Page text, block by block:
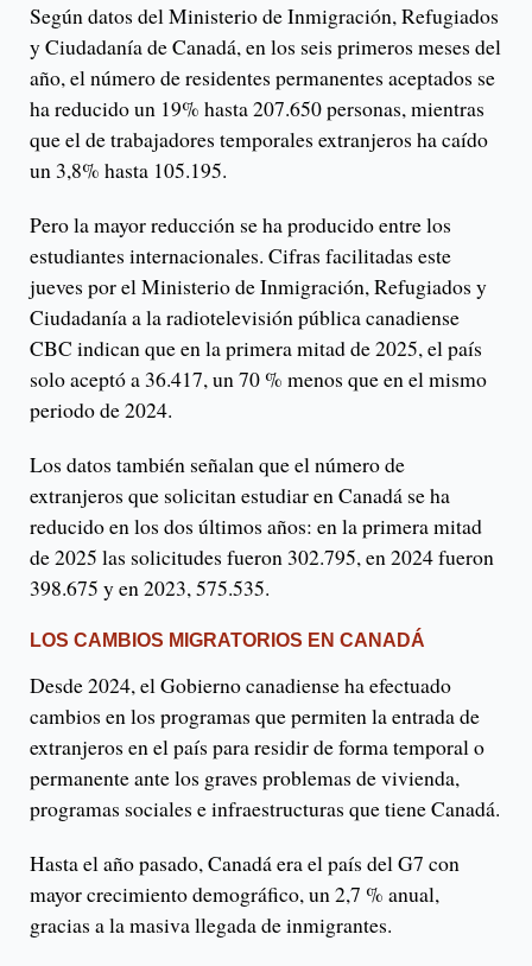
Según datos del Ministerio de Inmigración, Refugiados
y Ciudadanía de Canadá, en los seis primeros meses del
año, el número de residentes permanentes aceptados se
ha reducido un 19% hasta 207.650 personas, mientras
que el de trabajadores temporales extranjeros ha caído
un 3,8% hasta 105.195.
Pero la mayor reducción se ha producido entre los
estudiantes internacionales. Cifras facilitadas este
jueves por el Ministerio de Inmigración, Refugiados y
Ciudadanía a la radiotelevisión pública canadiense
CBC indican que en la primera mitad de 2025, el país
solo aceptó a 36.417, un 70 % menos que en el mismo
periodo de 2024.
Los datos también señalan que el número de
extranjeros que solicitan estudiar en Canadá se ha
reducido en los dos últimos años: en la primera mitad
de 2025 las solicitudes fueron 302.795, en 2024 fueron
398.675 y en 2023, 575.535.
LOS CAMBIOS MIGRATORIOS EN CANADÁ
Desde 2024, el Gobierno canadiense ha efectuado
cambios en los programas que permiten la entrada de
extranjeros en el país para residir de forma temporal o
permanente ante los graves problemas de vivienda,
programas sociales e infraestructuras que tiene Canadá.
Hasta el año pasado, Canadá era el país del G7 con
mayor crecimiento demográfico, un 2,7 % anual,
gracias a la masiva llegada de inmigrantes.